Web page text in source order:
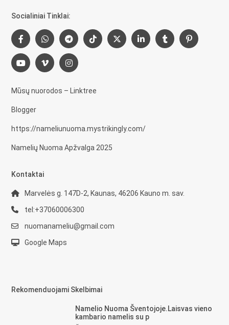
Socialiniai Tinklai:
Mūsų nuorodos – Linktree
Blogger
https://nameliunuoma.mystrikingly.com/
Namelių Nuoma Apžvalga 2025
Kontaktai
Marvelės g. 147D-2, Kaunas, 46206 Kauno m. sav.
tel:+37060006300
nuomanameliu@gmail.com
Google Maps
Rekomenduojami Skelbimai
Namelio Nuoma Šventojoje.Laisvas vieno
kambario namelis su p